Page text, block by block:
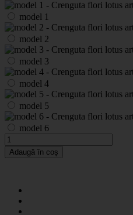
model 1
model 2
model 3
model 4
model 5
model 6
Adaugă în coș